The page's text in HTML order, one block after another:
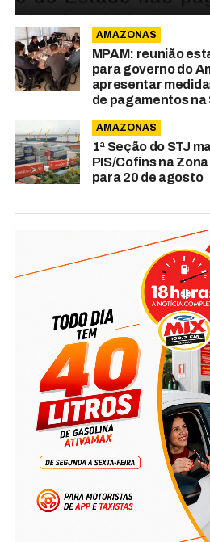
AMAZONAS
MPAM: reunião
para governo do
apresentar
de pagamentos na
AMAZONAS
1ª Seção do STJ
PIS/Cofins na
para 20 de agosto